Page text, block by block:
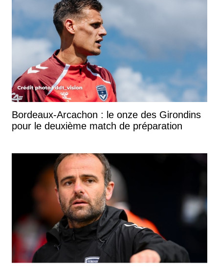
Bordeaux-Arcachon : le onze des Girondins
pour le deuxième match de préparation